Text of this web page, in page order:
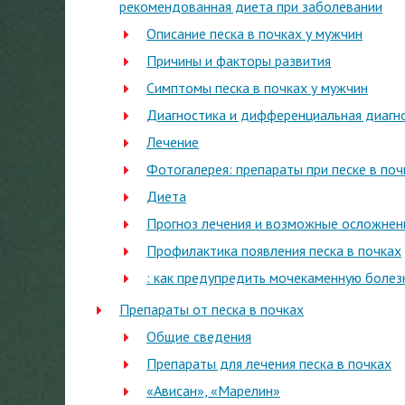
рекомендованная диета при заболевании
Описание песка в почках у мужчин
Причины и факторы развития
Симптомы песка в почках у мужчин
Диагностика и дифференциальная
Лечение
Фотогалерея: препараты при песке в
Диета
Прогноз лечения и возможные
Профилактика появления песка в почках
: как предупредить мочекаменную
Препараты от песка в почках
Общие сведения
Препараты для лечения песка в почках
«Ависан», «Марелин»